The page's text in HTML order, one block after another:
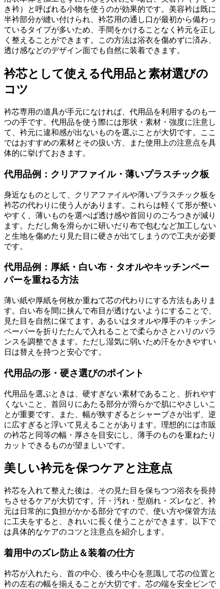
き衿）と呼ばれる小物を使うのが効果的です。美容衿は既に
半衿部分が縫い付けられ、衿芯用の通し口が最初から備わっ
ているタイプが多いため、手間をかけることなく衿元を正し
く整えることができます。この方法は浴衣を傷めずに済み、
透け感などのデザイン面でも自然に装着できます。
衿芯として使える代用品と素材選びの
コツ
衿芯専用の道具が手元になければ、代用品を利用するのも一
つの手です。代用品を使う際には形状・素材・強度に注意し
て、衿元に違和感が出ないものを選ぶことが大切です。ここ
ではおすすめの素材とその扱い方、また使用上の注意点を具
体的に挙げておきます。
代用品例：クリアファイル・薄いプラスチック板
身近なものとして、クリアファイルや薄いプラスチック板を
衿芯の代わりに使う人があります。これらは軽くて形が整い
やすく、薄いものを選べば透け感や首回りのごろつきが減り
ます。ただし角を滑らかに研いだり布で包むなど加工しない
と生地を傷めたり見た目に硬さが出てしまうので工夫が必要
です。
代用品例：厚紙・白い布・タオルやキッチンペー
パーを重ねる方法
薄い紙や厚紙を何枚か重ねて芯の代わりにする方法もありま
す。白い布を間に挟んで布目が透けないようにすることで、
見た目を自然に保てます。あるいはタオルや厚手のキッチン
ペーパーを折りたたんで入れることで柔らかさとハリのバラ
ンスを調整できます。ただし湿気に弱いため汗をかきやすい
日は替えを持つと安心です。
代用品の形・硬さ選びのポイント
代用品を選ぶときは、硬すぎない素材であること、折れやす
くないこと、首回りにあたる部分が滑らかで肌にやさしいこ
とが重要です。また、幅が狭すぎるとシャープさが出ず、逆
に広すぎると浮いて見えることがあります。理想的には市販
の衿芯と同等の幅・厚さを目安にし、薄手のものを重ねたり
カットできるものが望ましいです。
美しい衿元を保つケアと注意点
衿芯を入れて整えた後は、その見た目を保ちつつ浴衣を長持
ちさせるケアが大切です。汗・汚れ・型崩れ・ズレなど、衿
元は日常的に負担がかかる部分ですので、使い方や保管方法
に工夫をすると、きれいに長く使うことができます。以下で
は具体的なケアのコツと注意点を紹介します。
着用中のズレ防止＆装着の仕方
衿芯が入れたら、首の中心、後ろ中心を意識して芯の位置と
衿の左右の幅を揃えることが大切です。芯の端を安全ピンで